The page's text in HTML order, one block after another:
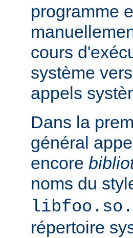
programme
cours
système
appels
Dans la
général
encore
noms du
répertoire